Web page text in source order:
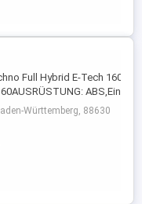
Full Hybrid E-Tech 160.
Württemberg, 88630